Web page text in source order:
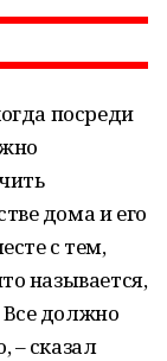
посреди
дома и его
с тем,
называется,
должно
– сказал